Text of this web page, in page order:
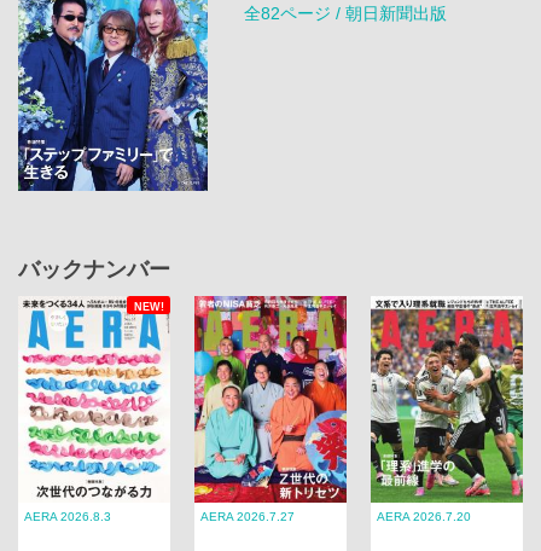
全82ページ / 朝日新聞出版
バックナンバー
NEW!
AERA 2026.8.3 AERA 2026.7.27 AERA 2026.7.20